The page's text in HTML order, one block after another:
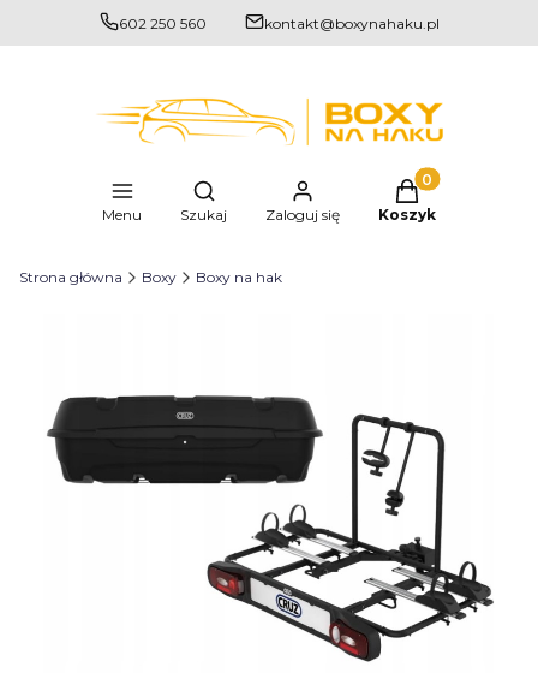
602 250 560 kontakt@boxynahaku.pl
Menu
Otwórz wyszukiwarkę
Szukaj Zaloguj się
Produkty w
Koszyk
Strona główna Boxy Boxy na hak